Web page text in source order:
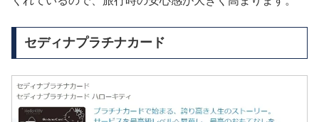
セディナプラチナカード